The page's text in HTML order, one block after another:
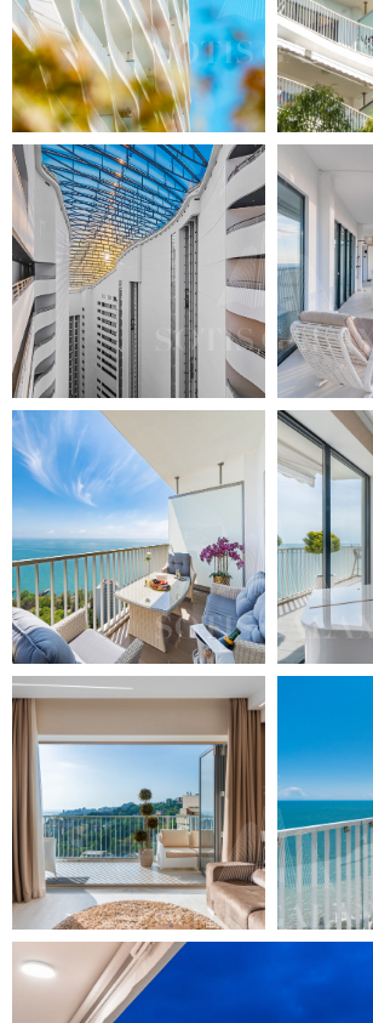
Жилой комплекс высшего класса
находится в окружении зелени
всего в 200 метрах от Черного моря.
ЖК Актер Гэлакси представляет
собой бескрайнее море, горы и
свежий воздух. Это место, в
которое легко влюбиться.
Современный жилой комплекс
делового класса в городе Сочи.